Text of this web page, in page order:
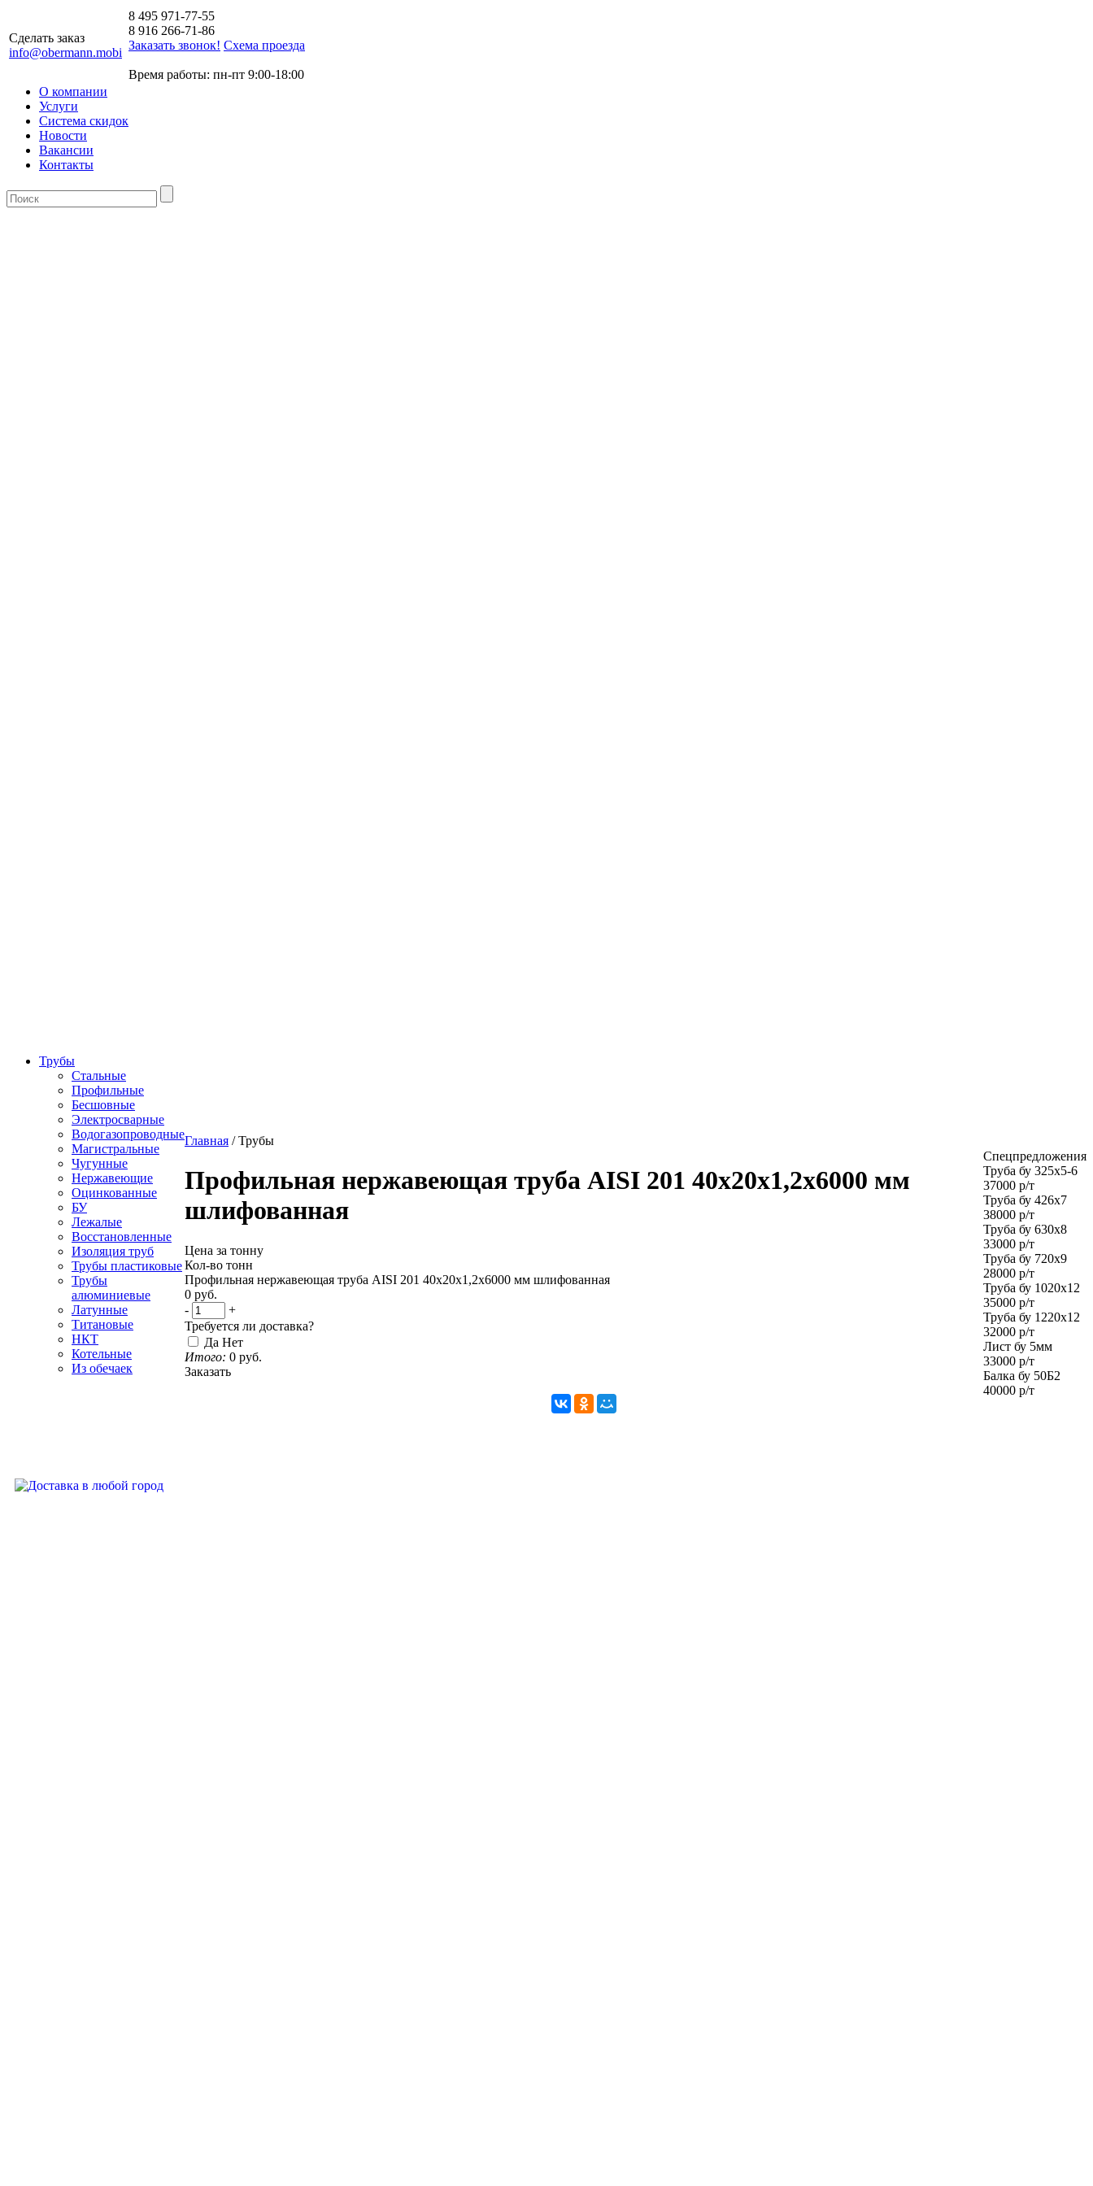
Сделать заказ
info@obermann.mobi
8 495 971-77-55
8 916 266-71-86
Заказать звонок! Схема проезда
Время работы: пн-пт 9:00-18:00
О компании
Услуги
Система скидок
Новости
Вакансии
Контакты
Трубы
Стальные
Профильные
Бесшовные
Электросварные
Водогазопроводные
Магистральные
Чугунные
Нержавеющие
Оцинкованные
БУ
Лежалые
Восстановленные
Изоляция труб
Трубы пластиковые
Трубы
алюминиевые
Латунные
Титановые
НКТ
Котельные
Из обечаек
Главная /Трубы
Профильная нержавеющая труба AISI 201 40х20х1,2х6000 мм
шлифованная
Цена за тонну
Кол-во тонн
Профильная нержавеющая труба AISI 201 40х20х1,2х6000 мм шлифованная
0 руб.
-
+
Требуется ли доставка?
Да Нет
Итого: 0 руб.
Заказать
Спецпредложения
Труба бу 325х5-6
37000 р/т
Труба бу 426х7
38000 р/т
Труба бу 630х8
33000 р/т
Труба бу 720х9
28000 р/т
Труба бу 1020х12
35000 р/т
Труба бу 1220х12
32000 р/т
Лист бу 5мм
33000 р/т
Балка бу 50Б2
40000 р/т